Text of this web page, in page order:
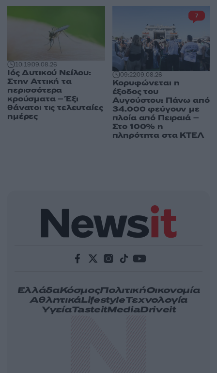
10:1909.08.26
Ιός Δυτικού Νείλου:
Στην Αττική τα
περισσότερα
κρούσματα – Έξι
θάνατοι τις τελευταίες
ημέρες
09:2209.08.26
Κορυφώνεται η
έξοδος του
Αυγούστου: Πάνω από
34.000 φεύγουν με
πλοία από Πειραιά –
Στο 100% η
πληρότητα στα ΚΤΕΛ
7
ΕλλάδαΚόσμοςΠολιτικήΟικονομία
ΑθλητικάLifestyleΤεχνολογία
ΥγείαTasteitMediaDriveit